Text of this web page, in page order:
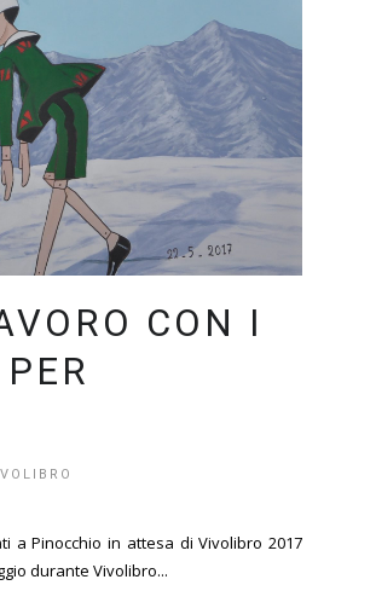
CON I
a Pinocchio in attesa di Vivolibro 2017
durante Vivolibro...